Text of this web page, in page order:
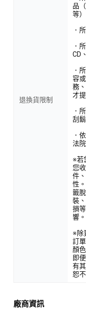
退換貨限制
品
等）
．
．
CD
．
容
務
才
．
刮
．
法
※若
您
件
性
籤
裝
損
響。
※除
訂
顏
即
有
恕
廠商資訊